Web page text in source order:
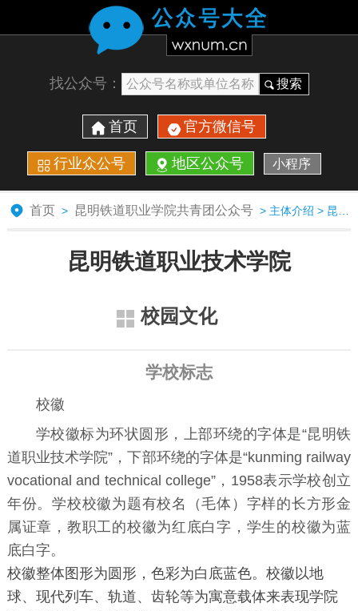
找公众号： 搜索
首页 官方微信号
行业众公号 地区公众号 小程序
首页 > 昆明铁道职业学院共青团公众号 > 主体介绍 > 昆明铁道职业技术学院校园文化
昆明铁道职业技术学院
校园文化
学校标志
校徽
学校徽标为环状圆形，上部环绕的字体是“昆明铁
道职业技术学院”，下部环绕的字体是“kunming railway
vocational and technical college”，1958表示学校创立
年份。学校校徽为题有校名（毛体）字样的长方形金
属证章，教职工的校徽为红底白字，学生的校徽为蓝
底白字。
校徽整体图形为圆形，色彩为白底蓝色。校徽以地
球、现代列车、轨道、齿轮等为寓意载体来表现学院